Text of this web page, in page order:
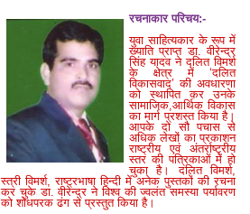
रचनाकार परिचय:-
युवा साहित्यकार के रूप में
ख्याति प्राप्त डा. वीरेन्द्र
सिंह यादव ने दलित विमर्श
के क्षेत्र में ‘दलित
विकासवाद’ की अवधारणा
को स्थापित कर उनके
सामाजिक,आर्थिक विकास
का मार्ग प्रशस्त किया है।
आपके दो सौ पचास से
अधिक लेखों का प्रकाशन
राष्ट्रीय एवं अंतर्राष्ट्रीय
स्तर की पत्रिकाओं में हो
चुका है। दलित विमर्श,
स्त्री विमर्श, राष्ट्रभाषा हिन्दी में अनेक पुस्तकों की रचना
कर चुके डा. वीरेन्द्र ने विश्व की ज्वलंत समस्या पर्यावरण
को शोधपरक ढंग से प्रस्तुत किया है।